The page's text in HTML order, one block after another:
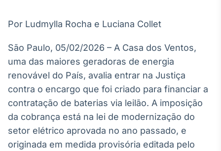
O setor de
no Brasil
Broadcast
White Label
Plataforma para
conteúdos
personalizados
Soluções de Dados
e Conteúdos
Por Ludmylla Rocha e Luciana Collet
São Paulo, 05/02/2026 – A Casa dos Ventos,
uma das maiores geradoras de energia
renovável do País, avalia entrar na Justiça
contra o encargo que foi criado para financiar a
contratação de baterias via leilão. A imposição
da cobrança está na lei de modernização do
setor elétrico aprovada no ano passado, e
originada em medida provisória editada pelo